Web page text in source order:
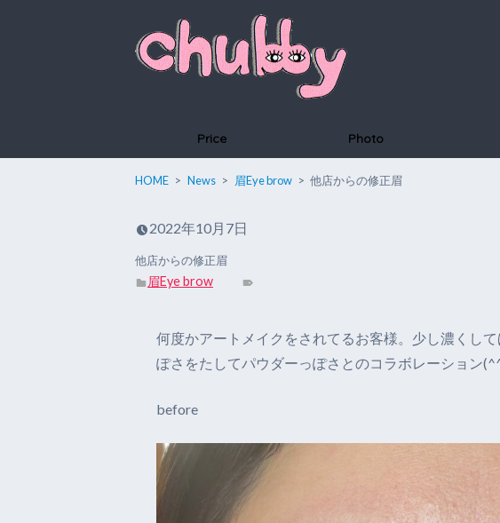
Price Photo
HOME News 眉Eye brow 他店からの修正眉
2022年10月7日
他店からの修正眉
眉Eye brow
何度かアートメイクをされてるお客様。少し濃くし
ぽさをたしてパウダーっぽさとのコラボレーション
before